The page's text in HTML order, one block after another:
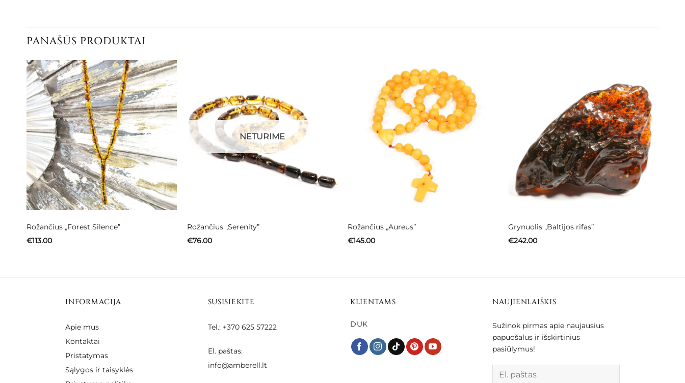
PANAŠŪS PRODUKTAI
Rožančius „Forest Silence”
€113.00
NETURIME
Rožančius „Serenity”
€76.00
Rožančius „Aureus”
€145.00
Grynuolis „Baltijos rifas”
€242.00
INFORMACIJA
Apie mus
Kontaktai
Pristatymas
Sąlygos ir taisyklės
SUSISIEKITE
Tel.: +370 625 57222
El. paštas:
info@amberell.lt
KLIENTAMS
DUK
NAUJIENLAIŠKIS
Sužinok pirmas apie naujausius
papuošalus ir išskirtinius
pasiūlymus!